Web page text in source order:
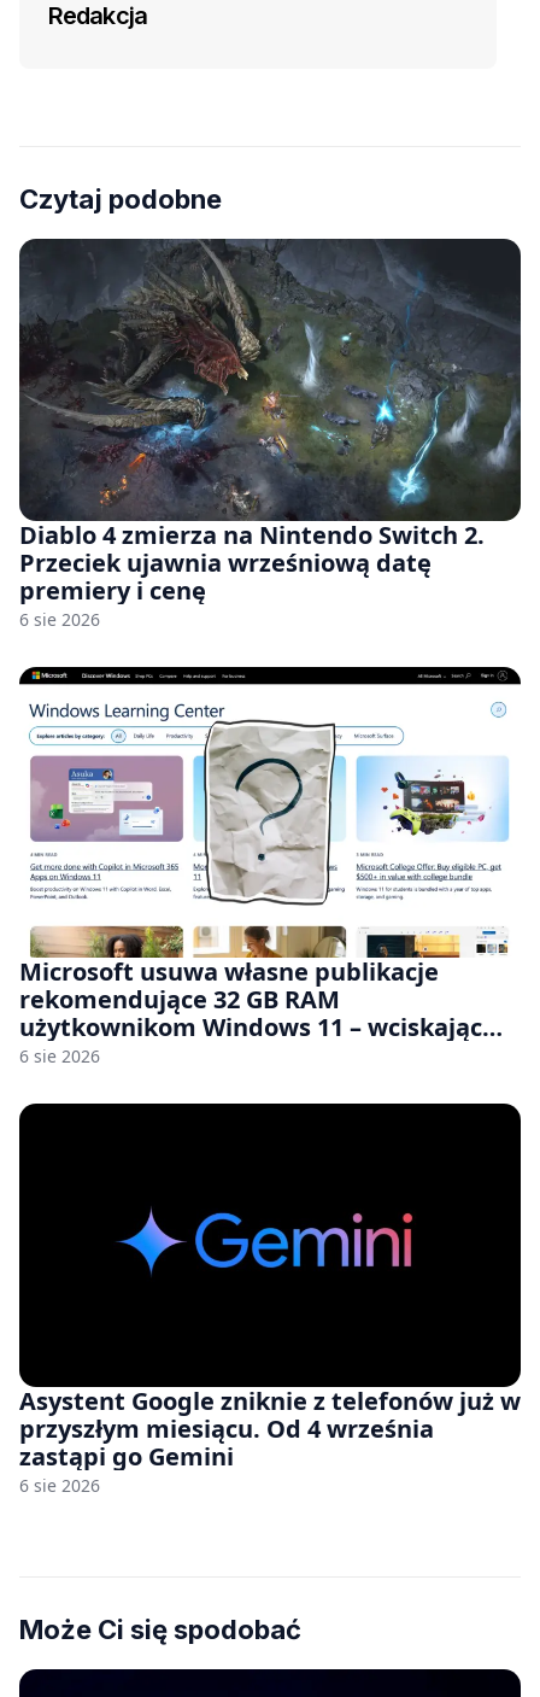
Redakcja
Czytaj podobne
Diablo 4 zmierza na Nintendo Switch 2.
Przeciek ujawnia wrześniową datę
premiery i cenę
6 sie 2026
Microsoft usuwa własne publikacje
rekomendujące 32 GB RAM
użytkownikom Windows 11 – wciskając
nam przy tym komputery z 8 GB RAM po
6 sie 2026
Asystent Google zniknie z telefonów już w
przyszłym miesiącu. Od 4 września
zastąpi go Gemini
6 sie 2026
Może Ci się spodobać